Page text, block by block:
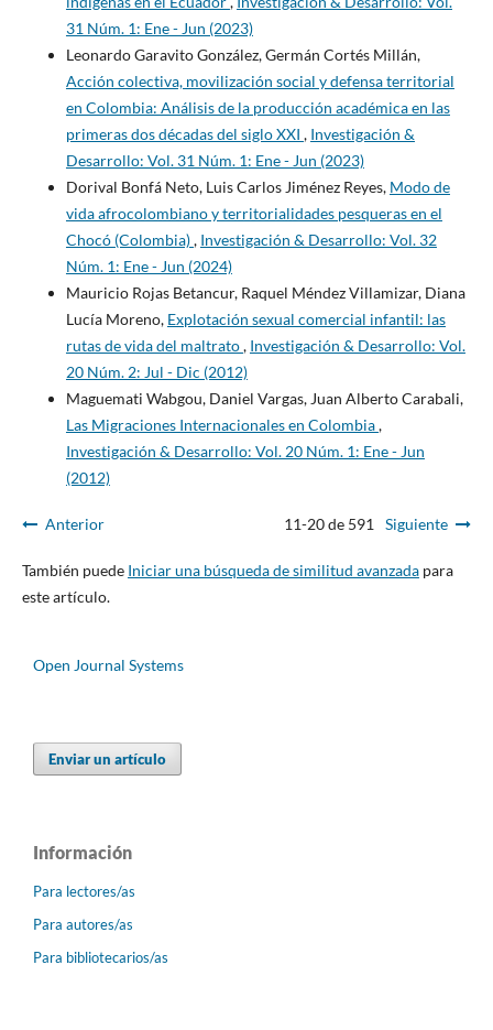
31 Núm. 1: Ene - Jun (2023)
Leonardo Garavito González, Germán Cortés Millán,
Acción colectiva, movilización social y defensa territorial
en Colombia: Análisis de la producción académica en las
primeras dos décadas del siglo XXI , Investigación &
Desarrollo: Vol. 31 Núm. 1: Ene - Jun (2023)
Dorival Bonfá Neto, Luis Carlos Jiménez Reyes, Modo de
vida afrocolombiano y territorialidades pesqueras en el
Chocó (Colombia), Investigación & Desarrollo: Vol. 32
Núm. 1: Ene - Jun (2024)
Mauricio Rojas Betancur, Raquel Méndez Villamizar, Diana
Lucía Moreno, Explotación sexual comercial infantil: las
rutas de vida del maltrato, Investigación & Desarrollo: Vol.
20 Núm. 2: Jul - Dic (2012)
Maguemati Wabgou, Daniel Vargas, Juan Alberto Carabali,
Las Migraciones Internacionales en Colombia,
Investigación & Desarrollo: Vol. 20 Núm. 1: Ene - Jun
(2012)
Anterior 11-20 de 591 Siguiente
También puede Iniciar una búsqueda de similitud avanzadapara
este artículo.
Open Journal Systems
Enviar un artículo
Información
Para lectores/as
Para autores/as
Para bibliotecarios/as